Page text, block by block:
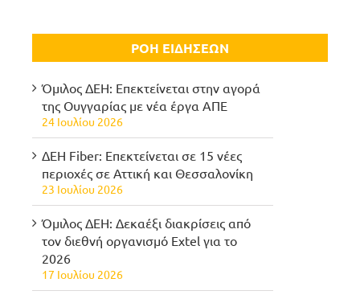
ΡΟΗ ΕΙΔΗΣΕΩΝ
Όμιλος ΔΕΗ: Επεκτείνεται στην αγορά
της Ουγγαρίας με νέα έργα ΑΠΕ
24 Ιουλίου 2026
ΔΕΗ Fiber: Επεκτείνεται σε 15 νέες
περιοχές σε Αττική και Θεσσαλονίκη
23 Ιουλίου 2026
Όμιλος ΔΕΗ: Δεκαέξι διακρίσεις από
τον διεθνή οργανισμό Extel για το
2026
17 Ιουλίου 2026